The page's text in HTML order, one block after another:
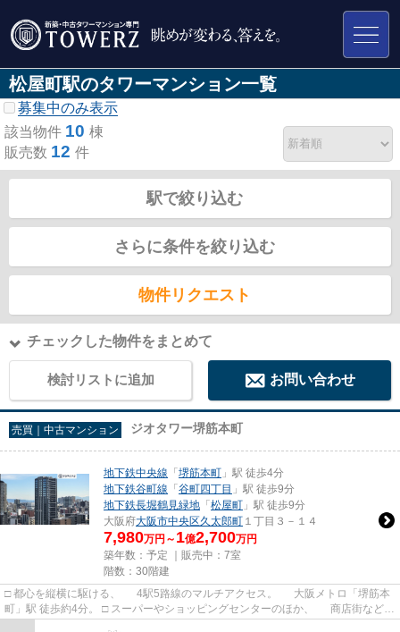
松屋町駅のタワーマンション一覧
募集中のみ表示
該当物件 10 棟
販売数 12 件
駅で絞り込む
さらに条件を絞り込む
物件リクエスト
チェックした物件をまとめて
検討リストに追加 お問い合わせ
売買｜中古マンション ジオタワー堺筋本町
地下鉄中央線 「 堺筋本町 」駅 徒歩4分
地下鉄谷町線 「 谷町四丁目 」駅 徒歩9分
地下鉄長堀鶴見緑地 「 松屋町 」駅 徒歩9分
大阪府大阪市中央区久太郎町 １丁目３－１４
7,980万円～ 1億2,700万円
築年数：予定 ｜販売中： 7室
階数：30階建
□ 都心を縦横に駆ける、 4駅5路線のマルチアクセス。 大阪メトロ「堺筋本
町」駅 徒歩約4分。 □ スーパーやショッピングセンターのほか、 商店街など、